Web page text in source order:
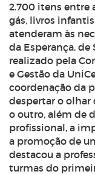
2.700 itens entre
gás, livros
atenderam às
da Esperança, de
realizado pela
e Gestão da
coordenação da
despertar o
o outro, além de
profissional, a
a promoção de
destacou a
turmas do